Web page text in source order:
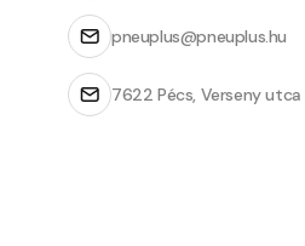
pneuplus@pneuplus.hu
7622 Pécs, Verseny utca